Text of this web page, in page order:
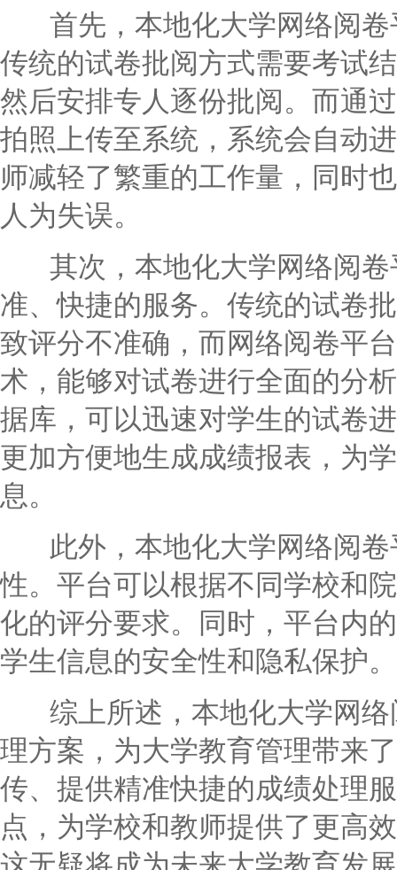
首先，本地化大学网络阅卷
传统的试卷批阅方式需要考试
然后安排专人逐份批阅。而通
拍照上传至系统，系统会自动
师减轻了繁重的工作量，同时
人为失误。
其次，本地化大学网络阅卷
准、快捷的服务。传统的试卷
致评分不准确，而网络阅卷平
术，能够对试卷进行全面的分
据库，可以迅速对学生的试卷
更加方便地生成成绩报表，为
息。
此外，本地化大学网络阅卷
性。平台可以根据不同学校和
化的评分要求。同时，平台内
学生信息的安全性和隐私保护。
综上所述，本地化大学网络
理方案，为大学教育管理带来
传、提供精准快捷的成绩处理
点，为学校和教师提供了更高